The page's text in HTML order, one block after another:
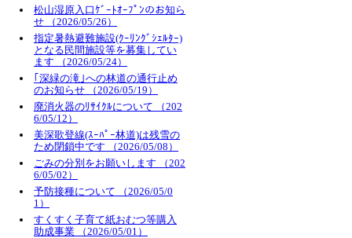
松山湿原入口ｹﾞｰﾄｵｰﾌﾟﾝのお知ら
せ （2026/05/26）
指定暑熱避難施設(ｸｰﾘﾝｸﾞｼｪﾙﾀｰ)
となる民間施設等を募集してい
ます （2026/05/24）
｢深緑の滝｣への林道の通行止め
のお知らせ （2026/05/19）
廃消火器のﾘｻｲｸﾙについて （202
6/05/12）
美深歌登線(ｽｰﾊﾟｰ林道)は残雪の
ため閉鎖中です （2026/05/08）
ごみの分別をお願いします （202
6/05/02）
予防接種について （2026/05/0
1）
すくすく子育て紙おむつ等購入
助成事業 （2026/05/01）